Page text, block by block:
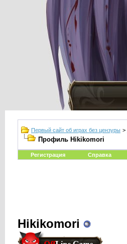
Первый сайт об играх без цензуры >
Профиль Hikikomori
Регистрация Справка
Hikikomori